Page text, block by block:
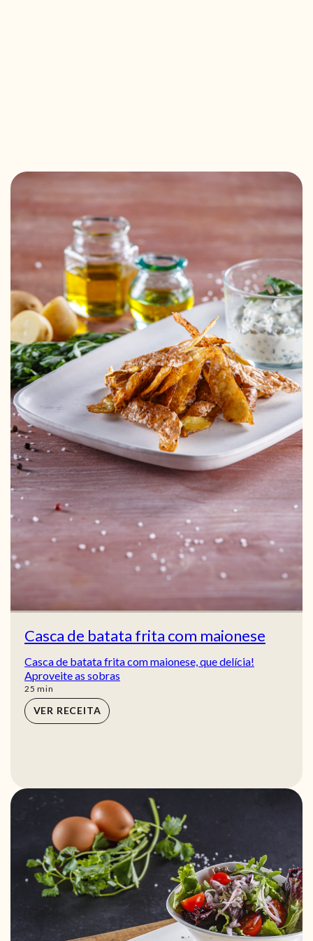
Casca de batata frita com maionese
Casca de batata frita com maionese, que delícia!
Aproveite as sobras
25 min
min
VER RECEITA